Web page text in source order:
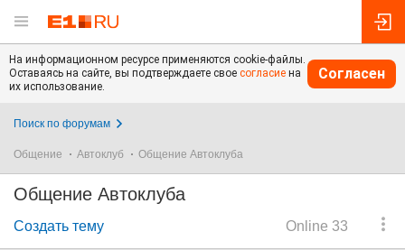
На информационном ресурсе применяются cookie-файлы.
Оставаясь на сайте, вы подтверждаете свое согласие на
их использование.
Согласен
Поиск по форумам
Общение Автоклуб Общение Автоклуба
Общение Автоклуба
Online 33
Создать тему